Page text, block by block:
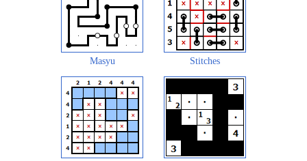
Masyu Stitches